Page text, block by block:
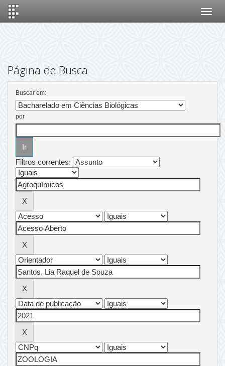
Página de Busca
Buscar em:
por
Filtros correntes: